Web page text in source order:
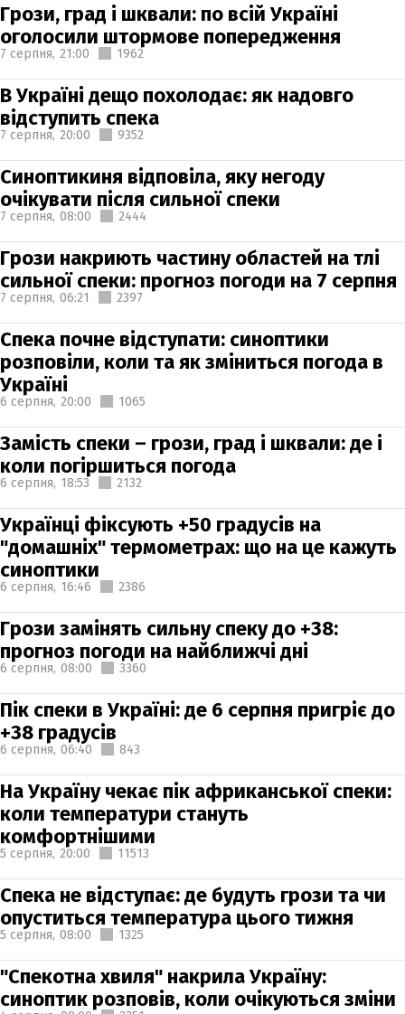
Грози, град і шквали: по всій Україні
оголосили штормове попередження
7 серпня, 21:00 1962
В Україні дещо похолодає: як надовго
відступить спека
7 серпня, 20:00 9352
Синоптикиня відповіла, яку негоду
очікувати після сильної спеки
7 серпня, 08:00 2444
Грози накриють частину областей на тлі
сильної спеки: прогноз погоди на 7 серпня
7 серпня, 06:21 2397
Спека почне відступати: синоптики
розповіли, коли та як зміниться погода в
Україні
6 серпня, 20:00 1065
Замість спеки – грози, град і шквали: де і
коли погіршиться погода
6 серпня, 18:53 2132
Українці фіксують +50 градусів на
"домашніх" термометрах: що на це кажуть
синоптики
6 серпня, 16:46 2386
Грози замінять сильну спеку до +38:
прогноз погоди на найближчі дні
6 серпня, 08:00 3360
Пік спеки в Україні: де 6 серпня пригріє до
+38 градусів
6 серпня, 06:40 843
На Україну чекає пік африканської спеки:
коли температури стануть
комфортнішими
5 серпня, 20:00 11513
Спека не відступає: де будуть грози та чи
опуститься температура цього тижня
5 серпня, 08:00 1325
"Спекотна хвиля" накрила Україну:
синоптик розповів, коли очікуються зміни